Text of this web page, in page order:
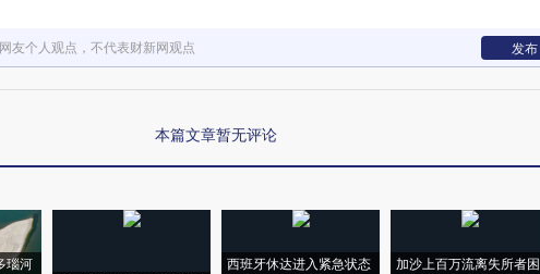
友个人观点，不代表财新网观点 发布
本篇文章暂无评论
瑙河
西班牙休达进入紧急状态
加沙上百万流离失所者困